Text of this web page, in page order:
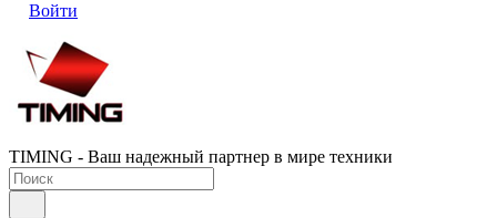
Войти
TIMING - Ваш надежный партнер в мире техники